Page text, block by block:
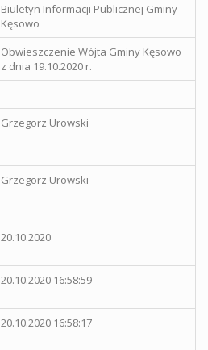
Biuletyn Informacji Publicznej Gminy
Kęsowo
Obwieszczenie Wójta Gminy Kęsowo
z dnia 19.10.2020 r.
Grzegorz Urowski
Grzegorz Urowski
20.10.2020
20.10.2020 16:58:59
20.10.2020 16:58:17